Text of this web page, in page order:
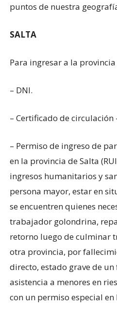
puntos de nuestra
SALTA
Para ingresar a la
– DNI.
– Certificado de circulación
– Permiso de ingreso de
en la provincia de Salta
ingresos humanitarios y
persona mayor, estar en
se encuentren quienes
trabajador golondrina,
retorno luego de culminar
otra provincia, por
directo, estado grave de
asistencia a menores en
con un permiso especial en